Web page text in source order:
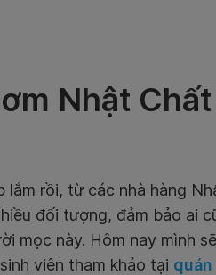
Nhật Chất
lắm rồi, từ các nhà hàng
đối tượng, đảm bảo ai
mọc này. Hôm nay mình
viên tham khảo tại quán